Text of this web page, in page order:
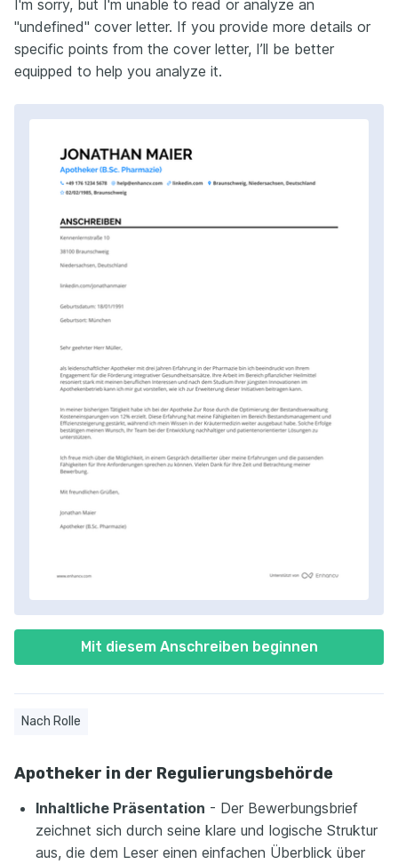
Mit diesem Anschreiben beginnen
I'm sorry, but I'm unable to read or analyze an
"undefined" cover letter. If you provide more details or
specific points from the cover letter, I’ll be better
equipped to help you analyze it.
Nach Rolle
Apotheker in der Regulierungsbehörde
Inhaltliche Präsentation - Der Bewerbungsbrief
zeichnet sich durch seine klare und logische Struktur
aus, die dem Leser einen einfachen Überblick über